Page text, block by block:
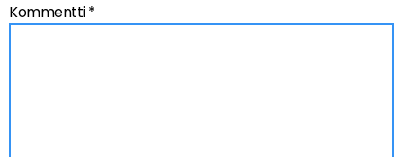
Kommentti*